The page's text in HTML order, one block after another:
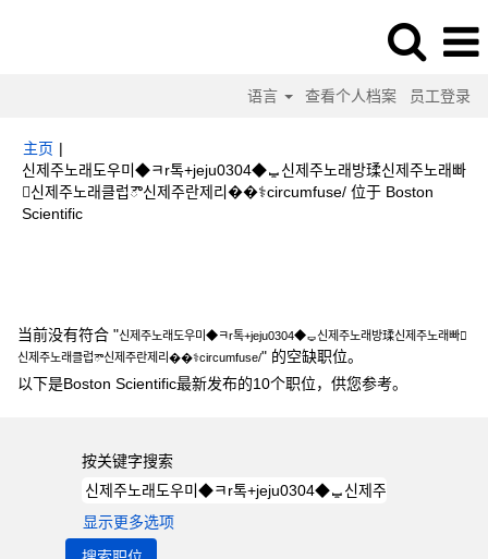
语言 查看个人档案 员工登录
主页 |
신제주노래도우미◆ㅋr톡+jeju0304◆ᇦ신제주노래방瑈신제주노래빠
신제주노래클럽ౌ신제주란제리��‍⚕️circumfuse/ 位于 Boston
Scientific（当
当前没有符合 "신제주노래도우미◆ㅋr톡+jeju0304◆ᇦ신제주노래방瑈신제주노래빠
신제주노래클럽ౌ신제주란제리��‍⚕️circumfuse/" 的空缺职位。
以下是Boston Scientific最新发布的10个职位，供您参考。
按关键字搜索
显示更多选项